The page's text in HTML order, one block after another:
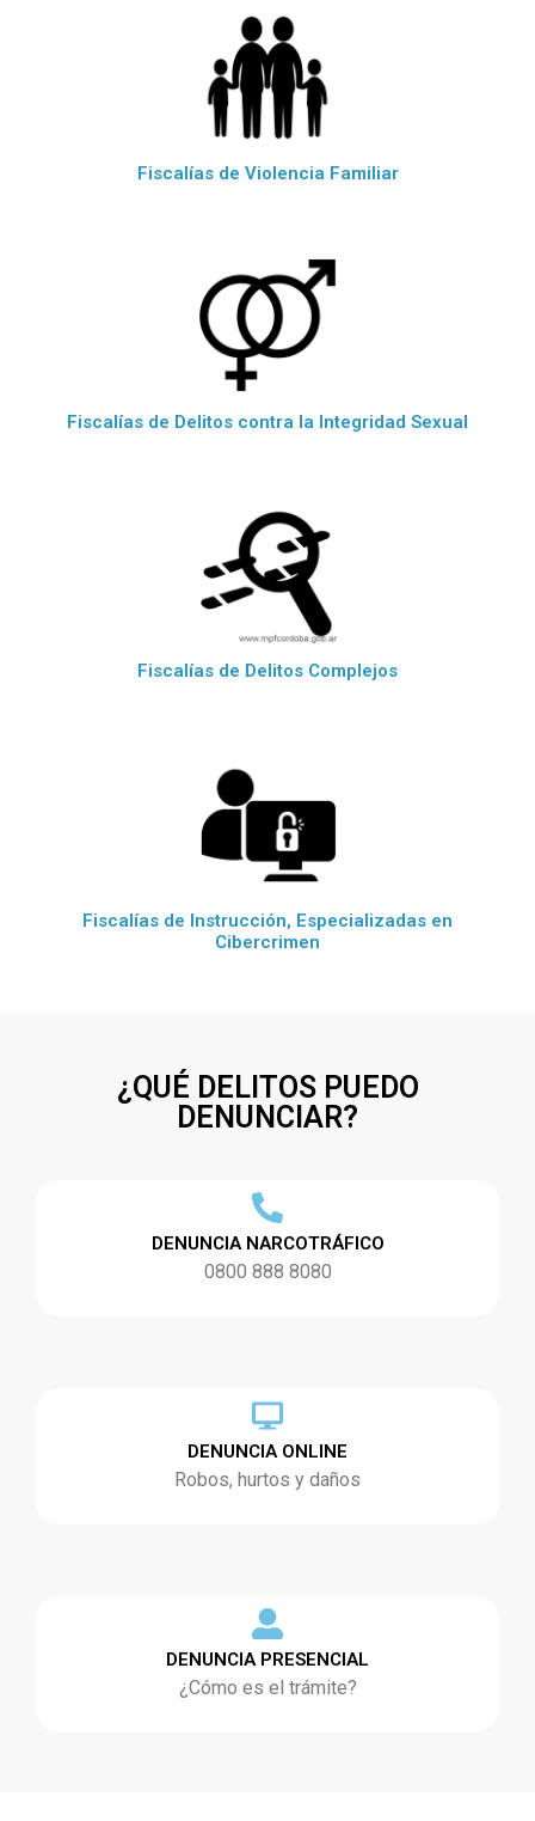
Fiscalías de Violencia Familiar
Fiscalías de Delitos contra la Integridad Sexual
Fiscalías de Delitos Complejos
Fiscalías de Instrucción, Especializadas en
Cibercrimen
¿QUÉ DELITOS PUEDO
DENUNCIAR?
DENUNCIA NARCOTRÁFICO
0800 888 8080
DENUNCIA ONLINE
Robos, hurtos y daños
DENUNCIA PRESENCIAL
¿Cómo es el trámite?